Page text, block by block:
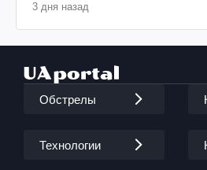
3 дня назад
Обстрелы
Технологии